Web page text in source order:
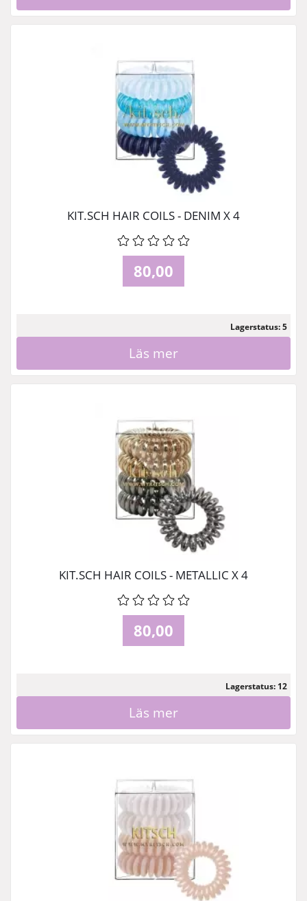
KIT.SCH HAIR COILS - DENIM X 4
80,00
Lagerstatus: 5
Läs mer
KIT.SCH HAIR COILS - METALLIC X 4
80,00
Lagerstatus: 12
Läs mer